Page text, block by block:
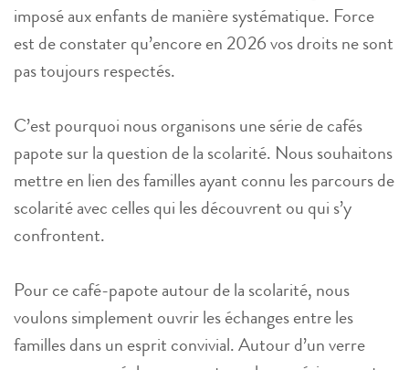
imposé aux enfants de manière systématique. Force
est de constater qu’encore en 2026 vos droits ne sont
pas toujours respectés.
C’est pourquoi nous organisons une série de cafés
papote sur la question de la scolarité. Nous souhaitons
mettre en lien des familles ayant connu les parcours de
scolarité avec celles qui les découvrent ou qui s’y
confrontent.
Pour ce café-papote autour de la scolarité, nous
voulons simplement ouvrir les échanges entre les
familles dans un esprit convivial. Autour d’un verre